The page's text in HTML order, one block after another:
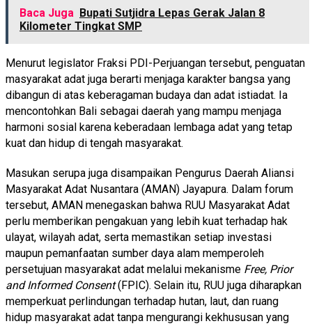
Baca Juga Bupati Sutjidra Lepas Gerak Jalan 8
Kilometer Tingkat SMP
Menurut legislator Fraksi PDI-Perjuangan tersebut, penguatan
masyarakat adat juga berarti menjaga karakter bangsa yang
dibangun di atas keberagaman budaya dan adat istiadat. Ia
mencontohkan Bali sebagai daerah yang mampu menjaga
harmoni sosial karena keberadaan lembaga adat yang tetap
kuat dan hidup di tengah masyarakat.
Masukan serupa juga disampaikan Pengurus Daerah Aliansi
Masyarakat Adat Nusantara (AMAN) Jayapura. Dalam forum
tersebut, AMAN menegaskan bahwa RUU Masyarakat Adat
perlu memberikan pengakuan yang lebih kuat terhadap hak
ulayat, wilayah adat, serta memastikan setiap investasi
maupun pemanfaatan sumber daya alam memperoleh
persetujuan masyarakat adat melalui mekanisme Free, Prior
and Informed Consent(FPIC). Selain itu, RUU juga diharapkan
memperkuat perlindungan terhadap hutan, laut, dan ruang
hidup masyarakat adat tanpa mengurangi kekhususan yang